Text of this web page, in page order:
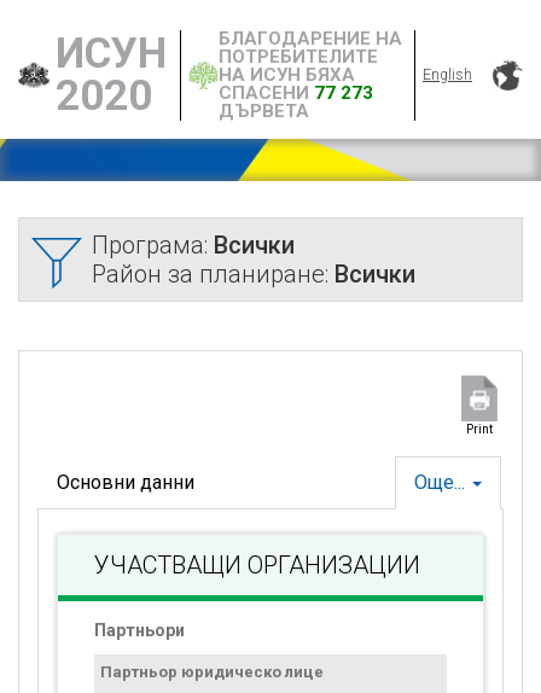
ИСУН
2020
БЛАГОДАРЕНИЕ НА
ПОТРЕБИТЕЛИТЕ
НА ИСУН БЯХА
СПАСЕНИ 77 273
ДЪРВЕТА
English
Програма: Всички
Район за планиране: Всички
Print
Още...
Основни данни
УЧАСТВАЩИ ОРГАНИЗАЦИИ
Партньори
Партньор юридическо лице